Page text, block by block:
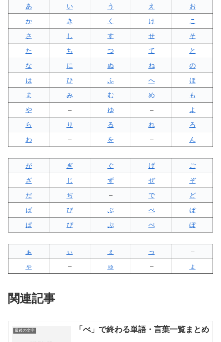
あ い う え
お
か
き く け
こ
さ
し す せ
そ
た
ち つ て
と
な
に ぬ ね
の
は
ひ ふ へ
ほ
ま
み む め
も
や
– ゆ –
よ
ら
り る れ
ろ
わ
– を – ん
が ぎ ぐ げ
ご
ざ
じ ず ぜ
ぞ
だ
ぢ – で
ど
ば
び ぶ べ
ぼ
ぱ
ぴ ぷ ぺ ぽ
ぁ ぃ ぇ っ
–
ゃ
– ゅ – ょ
関連記事
最後の文字 「べ」で終わる単語・言葉一覧まとめ